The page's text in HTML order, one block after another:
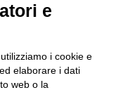
e
i cookie e
elaborare i dati
web o la